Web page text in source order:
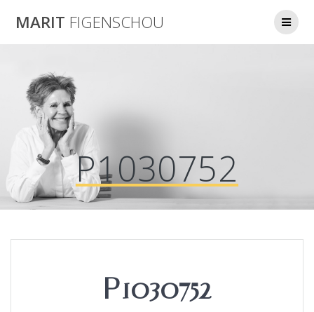
to
MARIT FIGENSCHOU
P1030752
P1030752